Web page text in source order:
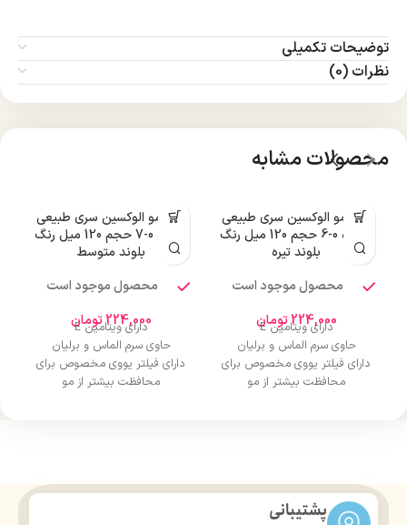
توضیحات تکمیلی
نظرات (0)
محصولات مشابه
رنگ مو الوکسین سری طبیعی
شماره 0-6 حجم 120 میل رنگ
بلوند تیره
محصول موجود است
224,000تومان
دارای ویتامین E
حاوی سرم الماس و برلیان
دارای فیلتر یووی مخصوص برای
محافظت بیشتر از مو
رنگ مو الوکسین سری طبیعی
شماره 0-7 حجم 120 میل رنگ
بلوند متوسط
محصول موجود است
224,000تومان
دارای ویتامین E
حاوی سرم الماس و برلیان
دارای فیلتر یووی مخصوص برای
محافظت بیشتر از مو
پشتیبانی